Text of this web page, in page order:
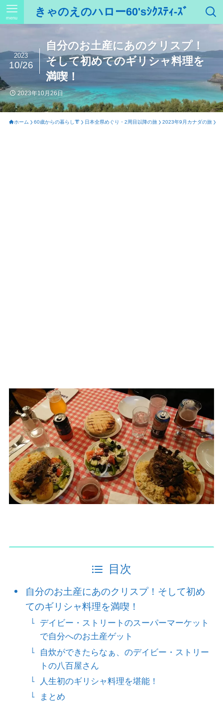
きゃのえのハロー60'sｼｸｽﾃｨ-ｽﾞ
menu
自分のお土産にあのクリスプ！
そして初めてのギリシャ料理を
満喫！
2023
10/26
2023年10月26日
ホーム 60歳からの暮らし👘 日本全県めぐり・2周目以降の旅 2023年9月カナダの旅
目次
自分のお土産にあのクリスプ！そして初め
てのギリシャ料理を満喫！
デイビー・ストリートのスーパーマーケット
で自分へのお土産ゲット
自炊ができたらなぁ、のデイビー・ストリー
トの八百屋さん
人生初のギリシャ料理を堪能！
まとめ